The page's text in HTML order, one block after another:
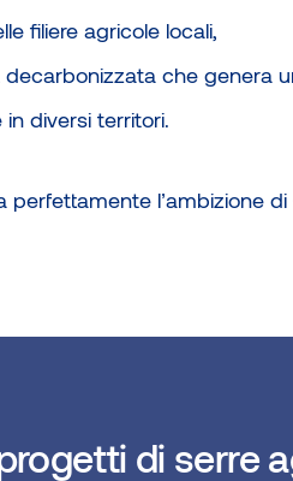
filiere agricole locali,
decarbonizzata che genera
diversi territori.
perfettamente l’ambizione di
di serre